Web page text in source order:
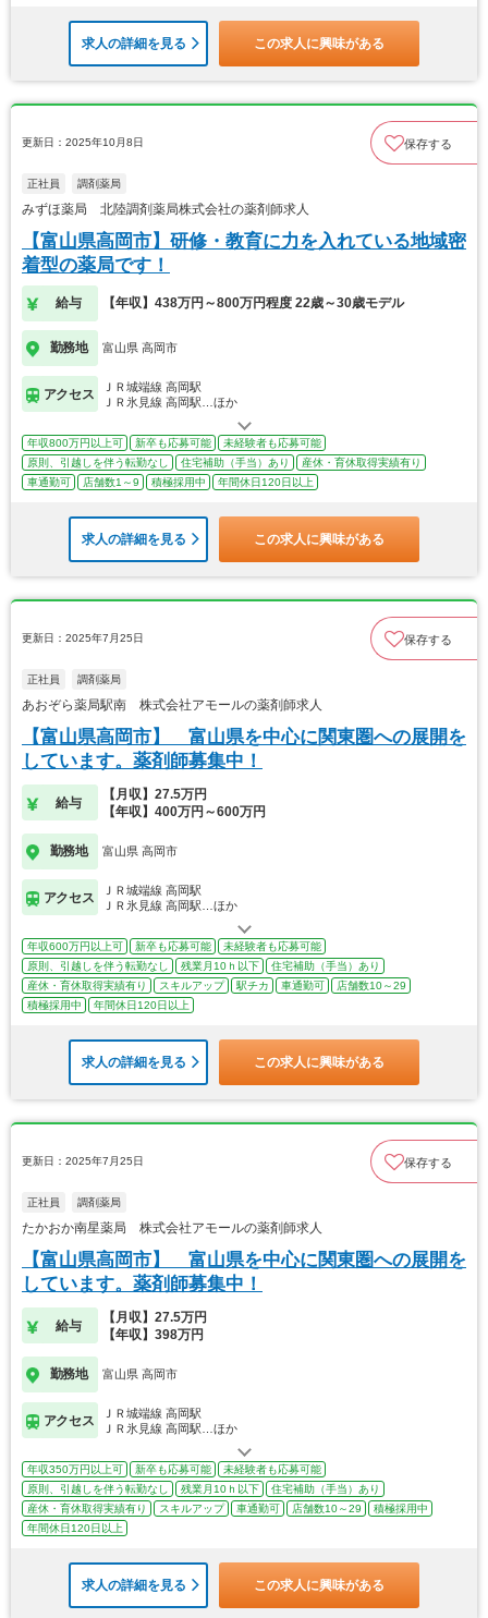
求人の詳細を見る この求人に興味がある
更新日：2025年10月8日 保存する
正社員 調剤薬局
みずほ薬局 北陸調剤薬局株式会社の薬剤師求人
【富山県高岡市】研修・教育に力を入れている地域密
着型の薬局です！
給与 【年収】438万円～800万円程度 22歳～30歳モデル
勤務地 富山県 高岡市
アクセス
ＪＲ城端線 高岡駅
ＪＲ氷見線 高岡駅…ほか
年収800万円以上可 新卒も応募可能
未経験者も応募可能
原則、引越しを伴う転勤なし
住宅補助（手当）あり
産休・育休取得実績有り
車通勤可
店舗数1～9 積極採用中 年間休日120日以上
求人の詳細を見る この求人に興味がある
更新日：2025年7月25日 保存する
正社員 調剤薬局
あおぞら薬局駅南 株式会社アモールの薬剤師求人
【富山県高岡市】 富山県を中心に関東圏への展開を
しています。薬剤師募集中！
給与
【月収】27.5万円
【年収】400万円～600万円
勤務地 富山県 高岡市
アクセス
ＪＲ城端線 高岡駅
ＪＲ氷見線 高岡駅…ほか
年収600万円以上可 新卒も応募可能
未経験者も応募可能
原則、引越しを伴う転勤なし
残業月10ｈ以下
住宅補助（手当）あり
産休・育休取得実績有り
スキルアップ 駅チカ 車通勤可
店舗数10～29
積極採用中
年間休日120日以上
求人の詳細を見る この求人に興味がある
更新日：2025年7月25日 保存する
正社員 調剤薬局
たかおか南星薬局 株式会社アモールの薬剤師求人
【富山県高岡市】 富山県を中心に関東圏への展開を
しています。薬剤師募集中！
給与
【月収】27.5万円
【年収】398万円
勤務地 富山県 高岡市
アクセス
ＪＲ城端線 高岡駅
ＪＲ氷見線 高岡駅…ほか
年収350万円以上可 新卒も応募可能
未経験者も応募可能
原則、引越しを伴う転勤なし
残業月10ｈ以下
住宅補助（手当）あり
産休・育休取得実績有り
スキルアップ 車通勤可 店舗数10～29
積極採用中
年間休日120日以上
求人の詳細を見る この求人に興味がある